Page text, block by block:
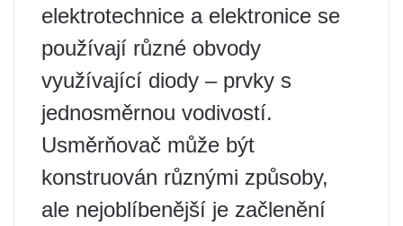
elektrotechnice a elektronice se
používají různé obvody
využívající diody – prvky s
jednosměrnou vodivostí.
Usměrňovač může být
konstruován různými způsoby,
ale nejoblíbenější je začlenění